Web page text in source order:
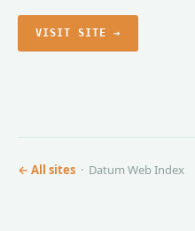
VISIT SITE →
← All sites · Datum Web Index